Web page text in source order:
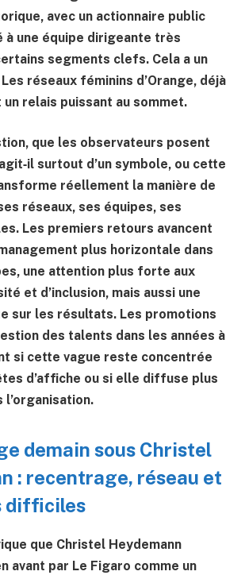
avec un actionnaire public
à une équipe dirigeante très
segments clefs. Cela a un
réseaux féminins d’Orange, déjà
relais puissant au sommet.
que les observateurs posent
surtout d’un symbole, ou cette
réellement la manière de
réseaux, ses équipes, ses
Les premiers retours avancent
plus horizontale dans
une attention plus forte aux
et d’inclusion, mais aussi une
sur les résultats. Les promotions
des talents dans les années à
si cette vague reste concentrée
d’affiche ou si elle diffuse plus
l’organisation.
demain sous Christel
: recentrage, réseau et
difficiles
que Christel Heydemann
avant par Le Figaro comme un